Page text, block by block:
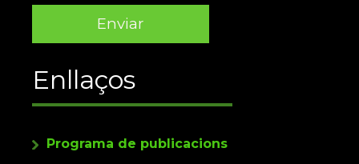
Enllaços
Programa de publicacions